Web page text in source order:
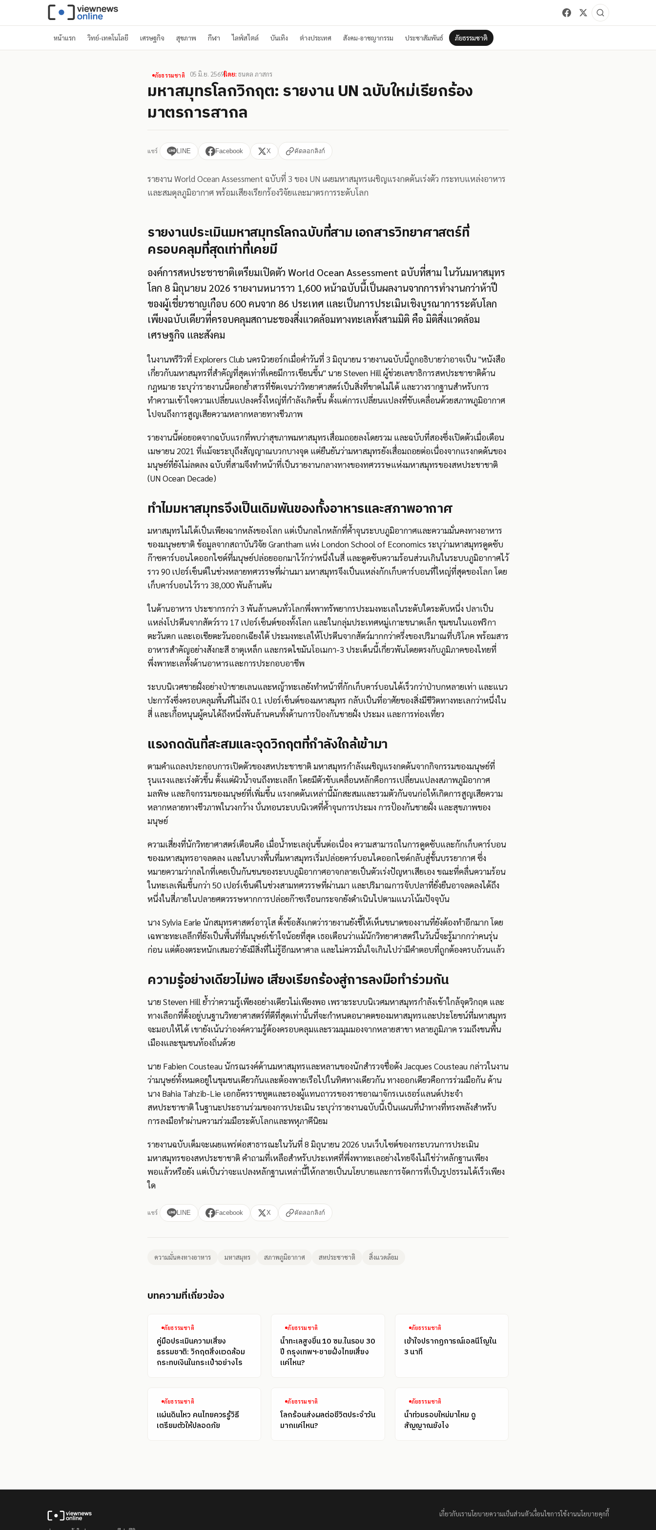
หน้าแรก วิทย์-เทคโนโลยี เศรษฐกิจ สุขภาพ กีฬา ไลฟ์สไตล์ บันเทิง ต่างประเทศ สังคม-อาชญากรรม ประชาสัมพันธ์ ภัยธรรมชาติ
ภัยธรรมชาติ 05 มิ.ย. 2569โดย: ธนดล ภาสกร
มหาสมุทรโลกวิกฤต: รายงาน UN ฉบับใหม่เรียกร้อง
มาตรการสากล
แชร์ LINE Facebook X คัดลอกลิงก์
รายงาน World Ocean Assessment ฉบับที่ 3 ของ UN เผยมหาสมุทรเผชิญแรงกดดันเร่งตัว กระทบแหล่งอาหาร
และสมดุลภูมิอากาศ พร้อมเสียงเรียกร้องวิจัยและมาตรการระดับโลก
รายงานประเมินมหาสมุทรโลกฉบับที่สาม เอกสารวิทยาศาสตร์ที่
ครอบคลุมที่สุดเท่าที่เคยมี
องค์การสหประชาชาติเตรียมเปิดตัว World Ocean Assessment ฉบับที่สาม ในวันมหาสมุทร
โลก 8 มิถุนายน 2026 รายงานหนาราว 1,600 หน้าฉบับนี้เป็นผลงานจากการทำงานกว่าห้าปี
ของผู้เชี่ยวชาญเกือบ 600 คนจาก 86 ประเทศ และเป็นการประเมินเชิงบูรณาการระดับโลก
เพียงฉบับเดียวที่ครอบคลุมสถานะของสิ่งแวดล้อมทางทะเลทั้งสามมิติ คือ มิติสิ่งแวดล้อม
เศรษฐกิจ และสังคม
ในงานพรีวิวที่ Explorers Club นครนิวยอร์กเมื่อค่ำวันที่ 3 มิถุนายน รายงานฉบับนี้ถูกอธิบายว่าอาจเป็น "หนังสือ
เกี่ยวกับมหาสมุทรที่สำคัญที่สุดเท่าที่เคยมีการเขียนขึ้น" นาย Steven Hill ผู้ช่วยเลขาธิการสหประชาชาติด้าน
กฎหมาย ระบุว่ารายงานนี้ตอกย้ำสารที่ชัดเจนว่าวิทยาศาสตร์เป็นสิ่งที่ขาดไม่ได้ และวางรากฐานสำหรับการ
ทำความเข้าใจความเปลี่ยนแปลงครั้งใหญ่ที่กำลังเกิดขึ้น ตั้งแต่การเปลี่ยนแปลงที่ขับเคลื่อนด้วยสภาพภูมิอากาศ
ไปจนถึงการสูญเสียความหลากหลายทางชีวภาพ
รายงานนี้ต่อยอดจากฉบับแรกที่พบว่าสุขภาพมหาสมุทรเสื่อมถอยลงโดยรวม และฉบับที่สองซึ่งเปิดตัวเมื่อเดือน
เมษายน 2021 ที่แม้จะระบุถึงสัญญาณบวกบางจุด แต่ยืนยันว่ามหาสมุทรยังเสื่อมถอยต่อเนื่องจากแรงกดดันของ
มนุษย์ที่ยังไม่ลดลง ฉบับที่สามจึงทำหน้าที่เป็นรายงานกลางทางของทศวรรษแห่งมหาสมุทรของสหประชาชาติ
(UN Ocean Decade)
ทำไมมหาสมุทรจึงเป็นเดิมพันของทั้งอาหารและสภาพอากาศ
มหาสมุทรไม่ได้เป็นเพียงฉากหลังของโลก แต่เป็นกลไกหลักที่ค้ำจุนระบบภูมิอากาศและความมั่นคงทางอาหาร
ของมนุษยชาติ ข้อมูลจากสถาบันวิจัย Grantham แห่ง London School of Economics ระบุว่ามหาสมุทรดูดซับ
ก๊าซคาร์บอนไดออกไซด์ที่มนุษย์ปล่อยออกมาไว้กว่าหนึ่งในสี่ และดูดซับความร้อนส่วนเกินในระบบภูมิอากาศไว้
ราว 90 เปอร์เซ็นต์ในช่วงหลายทศวรรษที่ผ่านมา มหาสมุทรจึงเป็นแหล่งกักเก็บคาร์บอนที่ใหญ่ที่สุดของโลก โดย
เก็บคาร์บอนไว้ราว 38,000 พันล้านตัน
ในด้านอาหาร ประชากรกว่า 3 พันล้านคนทั่วโลกพึ่งพาทรัพยากรประมงทะเลในระดับใดระดับหนึ่ง ปลาเป็น
แหล่งโปรตีนจากสัตว์ราว 17 เปอร์เซ็นต์ของทั้งโลก และในกลุ่มประเทศหมู่เกาะขนาดเล็ก ชุมชนในแอฟริกา
ตะวันตก และเอเชียตะวันออกเฉียงใต้ ประมงทะเลให้โปรตีนจากสัตว์มากกว่าครึ่งของปริมาณที่บริโภค พร้อมสาร
อาหารสำคัญอย่างสังกะสี ธาตุเหล็ก และกรดไขมันโอเมกา-3 ประเด็นนี้เกี่ยวพันโดยตรงกับภูมิภาคของไทยที่
พึ่งพาทะเลทั้งด้านอาหารและการประกอบอาชีพ
ระบบนิเวศชายฝั่งอย่างป่าชายเลนและหญ้าทะเลยังทำหน้าที่กักเก็บคาร์บอนได้เร็วกว่าป่าบกหลายเท่า และแนว
ปะการังซึ่งครอบคลุมพื้นที่ไม่ถึง 0.1 เปอร์เซ็นต์ของมหาสมุทร กลับเป็นที่อาศัยของสิ่งมีชีวิตทางทะเลกว่าหนึ่งใน
สี่ และเกื้อหนุนผู้คนได้ถึงหนึ่งพันล้านคนทั้งด้านการป้องกันชายฝั่ง ประมง และการท่องเที่ยว
แรงกดดันที่สะสมและจุดวิกฤตที่กำลังใกล้เข้ามา
ตามคำแถลงประกอบการเปิดตัวของสหประชาชาติ มหาสมุทรกำลังเผชิญแรงกดดันจากกิจกรรมของมนุษย์ที่
รุนแรงและเร่งตัวขึ้น ตั้งแต่ผิวน้ำจนถึงทะเลลึก โดยมีตัวขับเคลื่อนหลักคือการเปลี่ยนแปลงสภาพภูมิอากาศ
มลพิษ และกิจกรรมของมนุษย์ที่เพิ่มขึ้น แรงกดดันเหล่านี้มักสะสมและรวมตัวกันจนก่อให้เกิดการสูญเสียความ
หลากหลายทางชีวภาพในวงกว้าง บั่นทอนระบบนิเวศที่ค้ำจุนการประมง การป้องกันชายฝั่ง และสุขภาพของ
มนุษย์
ความเสี่ยงที่นักวิทยาศาสตร์เตือนคือ เมื่อน้ำทะเลอุ่นขึ้นต่อเนื่อง ความสามารถในการดูดซับและกักเก็บคาร์บอน
ของมหาสมุทรอาจลดลง และในบางพื้นที่มหาสมุทรเริ่มปล่อยคาร์บอนไดออกไซด์กลับสู่ชั้นบรรยากาศ ซึ่ง
หมายความว่ากลไกที่เคยเป็นกันชนของระบบภูมิอากาศอาจกลายเป็นตัวเร่งปัญหาเสียเอง ขณะที่คลื่นความร้อน
ในทะเลเพิ่มขึ้นกว่า 50 เปอร์เซ็นต์ในช่วงสามทศวรรษที่ผ่านมา และปริมาณการจับปลาที่ยั่งยืนอาจลดลงได้ถึง
หนึ่งในสี่ภายในปลายศตวรรษหากการปล่อยก๊าซเรือนกระจกยังดำเนินไปตามแนวโน้มปัจจุบัน
นาง Sylvia Earle นักสมุทรศาสตร์อาวุโส ตั้งข้อสังเกตว่ารายงานยังชี้ให้เห็นขนาดของงานที่ยังต้องทำอีกมาก โดย
เฉพาะทะเลลึกที่ยังเป็นพื้นที่ที่มนุษย์เข้าใจน้อยที่สุด เธอเตือนว่าแม้นักวิทยาศาสตร์ในวันนี้จะรู้มากกว่าคนรุ่น
ก่อน แต่ต้องตระหนักเสมอว่ายังมีสิ่งที่ไม่รู้อีกมหาศาล และไม่ควรมั่นใจเกินไปว่ามีคำตอบที่ถูกต้องครบถ้วนแล้ว
ความรู้อย่างเดียวไม่พอ เสียงเรียกร้องสู่การลงมือทำร่วมกัน
นาย Steven Hill ย้ำว่าความรู้เพียงอย่างเดียวไม่เพียงพอ เพราะระบบนิเวศมหาสมุทรกำลังเข้าใกล้จุดวิกฤต และ
ทางเลือกที่ตั้งอยู่บนฐานวิทยาศาสตร์ที่ดีที่สุดเท่านั้นที่จะกำหนดอนาคตของมหาสมุทรและประโยชน์ที่มหาสมุทร
จะมอบให้ได้ เขายังเน้นว่าองค์ความรู้ต้องครอบคลุมและรวมมุมมองจากหลายสาขา หลายภูมิภาค รวมถึงชนพื้น
เมืองและชุมชนท้องถิ่นด้วย
นาย Fabien Cousteau นักรณรงค์ด้านมหาสมุทรและหลานของนักสำรวจชื่อดัง Jacques Cousteau กล่าวในงาน
ว่ามนุษย์ทั้งหมดอยู่ในชุมชนเดียวกันและต้องพายเรือไปในทิศทางเดียวกัน ทางออกเดียวคือการร่วมมือกัน ด้าน
นาง Bahia Tahzib-Lie เอกอัครราชทูตและรองผู้แทนถาวรของราชอาณาจักรเนเธอร์แลนด์ประจำ
สหประชาชาติ ในฐานะประธานร่วมของการประเมิน ระบุว่ารายงานฉบับนี้เป็นแผนที่นำทางที่ทรงพลังสำหรับ
การลงมือทำผ่านความร่วมมือระดับโลกและพหุภาคีนิยม
รายงานฉบับเต็มจะเผยแพร่ต่อสาธารณะในวันที่ 8 มิถุนายน 2026 บนเว็บไซต์ของกระบวนการประเมิน
มหาสมุทรของสหประชาชาติ คำถามที่เหลือสำหรับประเทศที่พึ่งพาทะเลอย่างไทยจึงไม่ใช่ว่าหลักฐานเพียง
พอแล้วหรือยัง แต่เป็นว่าจะแปลงหลักฐานเหล่านี้ให้กลายเป็นนโยบายและการจัดการที่เป็นรูปธรรมได้เร็วเพียง
ใด
แชร์ LINE Facebook X คัดลอกลิงก์
ความมั่นคงทางอาหาร มหาสมุทร สภาพภูมิอากาศ สหประชาชาติ สิ่งแวดล้อม
บทความที่เกี่ยวข้อง
ภัยธรรมชาติ
คู่มือประเมินความเสี่ยง
ธรรมชาติ: วิกฤตสิ่งแวดล้อม
กระทบเงินในกระเป๋าอย่างไร
ภัยธรรมชาติ
น้ำทะเลสูงขึ้น 10 ซม.ในรอบ 30
ปี กรุงเทพฯ-ชายฝั่งไทยเสี่ยง
แค่ไหน?
ภัยธรรมชาติ
เข้าใจปรากฏการณ์เอลนีโญใน
3 นาที
ภัยธรรมชาติ
แผ่นดินไหว คนไทยควรรู้วิธี
เตรียมตัวให้ปลอดภัย
ภัยธรรมชาติ
โลกร้อนส่งผลต่อชีวิตประจำวัน
มากแค่ไหน?
ภัยธรรมชาติ
น้ำท่วมรอบใหม่มาไหม ดู
สัญญาณยังไง
เกี่ยวกับเรานโยบายความเป็นส่วนตัวเงื่อนไขการใช้งานนโยบายคุกกี้